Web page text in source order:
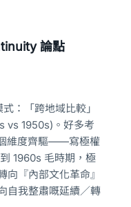
論點
：「跨地域比較」
vs 1950s)。好多考
維度齊驅——寫極權
1960s 毛時期，極
『內部文化革命』
我整肅嘅延續／轉